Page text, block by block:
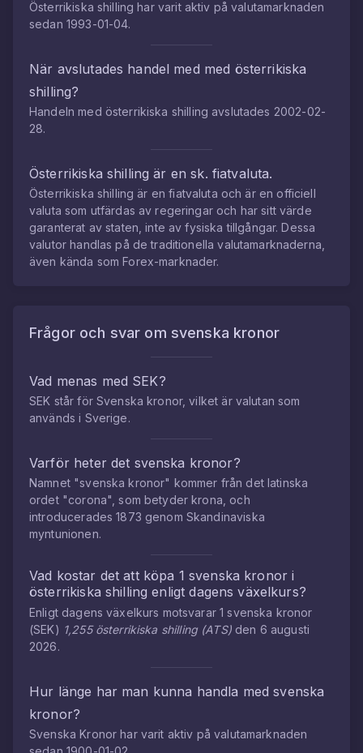
Österrikiska shilling har varit aktiv på valutamarknaden
sedan 1993-01-04.
När avslutades handel med med österrikiska
shilling?
Handeln med österrikiska shilling avslutades 2002-02-
28.
Österrikiska shilling är en sk. fiatvaluta.
Österrikiska shilling är en fiatvaluta och är en officiell
valuta som utfärdas av regeringar och har sitt värde
garanterat av staten, inte av fysiska tillgångar. Dessa
valutor handlas på de traditionella valutamarknaderna,
även kända som Forex-marknader.
Frågor och svar om svenska kronor
Vad menas med SEK?
SEK står för Svenska kronor, vilket är valutan som
används i Sverige.
Varför heter det svenska kronor?
Namnet "svenska kronor" kommer från det latinska
ordet "corona", som betyder krona, och
introducerades 1873 genom Skandinaviska
myntunionen.
Vad kostar det att köpa 1 svenska kronor i
österrikiska shilling enligt dagens växelkurs?
Enligt dagens växelkurs motsvarar1 svenska kronor
(SEK) 1,255 österrikiska shilling(ATS)den 6 augusti
2026.
Hur länge har man kunna handla medsvenska
kronor?
Svenska Kronor har varit aktiv på valutamarknaden